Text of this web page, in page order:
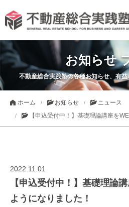
お知らせ
不動産総合実践塾の各種お知らせ、有益
ホーム お知らせ
ニュース
【申込受付中！】基礎理論講座を
2022.11.01
【申込受付中！】基礎理論
ようになりました！